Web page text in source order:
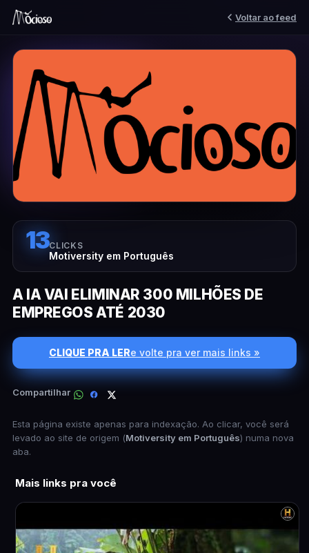
Voltar ao feed
13CLICKS
Motiversity em Português
A IA VAI ELIMINAR 300 MILHÕES DE
EMPREGOS ATÉ 2030
CLIQUE PRA LERe volte pra ver mais links »
Compartilhar
Esta página existe apenas para indexação. Ao clicar, você será
levado ao site de origem (Motiversity em Português) numa nova
aba.
Mais links pra você